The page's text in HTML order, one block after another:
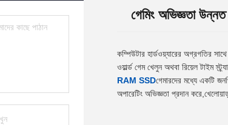
গেমিং অভিজ্ঞতা
কম্পিউটার হার্ডওয়্যারের অগ্রগতির
ওয়ার্ল্ড গেম খেলুন অথবা রিয়েল টাইম
RAM SSDগেমারদের মধ্যে একটি
অপারেটিং অভিজ্ঞতা প্রদান